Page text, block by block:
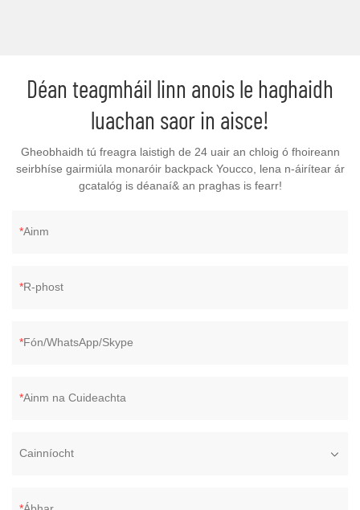
Déan teagmháil linn anois le haghaidh
luachan saor in aisce!
Gheobhaidh tú freagra laistigh de 24 uair an chloig ó fhoireann
seirbhíse gairmiúla monaróir backpack Youcco, lena n-áirítear ár
gcatalóg is déanaí& an praghas is fearr!
Ainm
R-phost
Fón/WhatsApp/Skype
Ainm na Cuideachta
Cainníocht